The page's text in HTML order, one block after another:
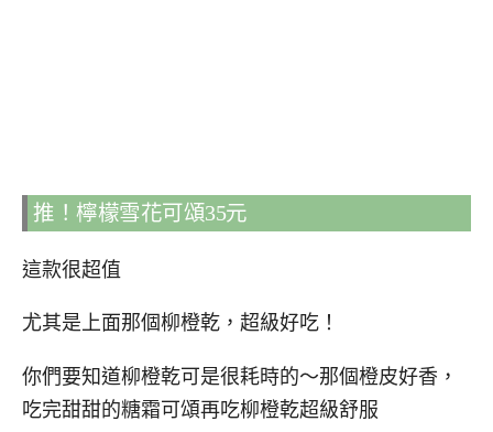
推！檸檬雪花可頌35元
這款很超值
尤其是上面那個柳橙乾，超級好吃！
你們要知道柳橙乾可是很耗時的～那個橙皮好香，
吃完甜甜的糖霜可頌再吃柳橙乾超級舒服